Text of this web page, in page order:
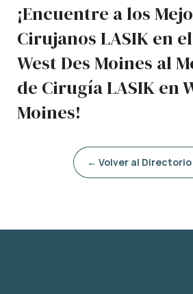
¡Encuentre a los
Cirujanos LASIK en
West Des Moines al
de Cirugía LASIK en
Moines!
← Volver al Directorio